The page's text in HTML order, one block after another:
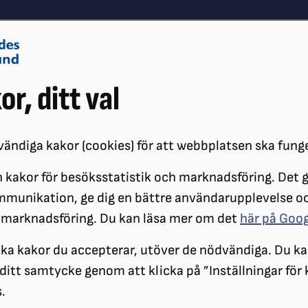
ditt val
kakor (cookies) för att webbplatsen ska
kakor för besöksstatistik och marknadsföring. Det
ge dig en bättre användarupplevelse
Du kan läsa mer om det här på
kakor du accepterar, utöver de nödvändiga. Du
samtycke genom att klicka på ”Inställningar för
Påverkansarbete
DISTRIKT SRF STOCKHOLM GOTLAND
2026
SRF Stockholms